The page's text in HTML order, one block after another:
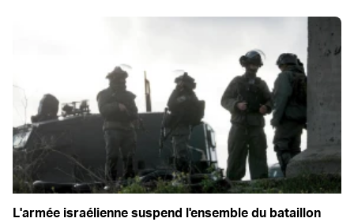
L'armée israélienne suspend l'ensemble du bataillon